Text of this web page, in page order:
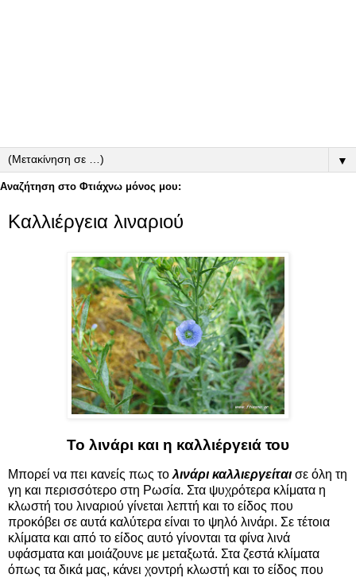
▼
Αναζήτηση στο Φτιάχνω μόνος μου:
Καλλιέργεια λιναριού
Το λινάρι και η καλλιέργειά του
Μπορεί να πει κανείς πως τολινάρι καλλιεργείται σε όλη τη
γη και περισσότερο στη Ρωσία. Στα ψυχρότερα κλίματα η
κλωστή του λιναριού γίνεται λεπτή και το είδος που
προκόβει σε αυτά καλύτερα είναι το ψηλό λινάρι. Σε τέτοια
κλίματα και από το είδος αυτό γίνονται τα φίνα λινά
υφάσματα και μοιάζουνε με μεταξωτά. Στα ζεστά κλίματα
όπως τα δικά μας, κάνει χοντρή κλωστή και το είδος που